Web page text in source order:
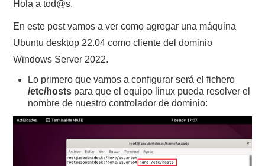
Hola a tod@s,
En este post vamos a ver como agregar una máquina
Ubuntu desktop 22.04 como cliente del dominio
Windows Server 2022.
Lo primero que vamos a configurar será el fichero
/etc/hosts para que el equipo linux pueda resolver el
nombre de nuestro controlador de dominio: